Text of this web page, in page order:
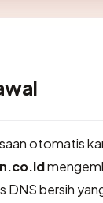
otomatis
DNS bersih